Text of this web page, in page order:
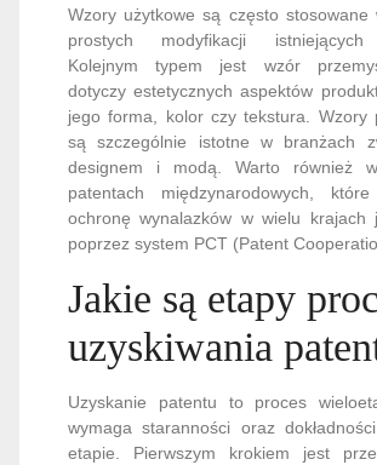
Wzory użytkowe są często stosowane
prostych modyfikacji istniejących
Kolejnym typem jest wzór
dotyczy estetycznych aspektów
jego forma, kolor czy tekstura. Wzory
są szczególnie istotne w branżach
designem i modą. Warto również
patentach międzynarodowych, które
ochronę wynalazków w wielu krajach
poprzez system PCT (Patent
Jakie są etapy
uzyskiwania
Uzyskanie patentu to proces
wymaga staranności oraz
etapie. Pierwszym krokiem jest